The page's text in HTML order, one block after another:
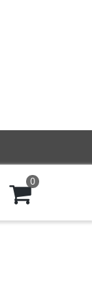
0